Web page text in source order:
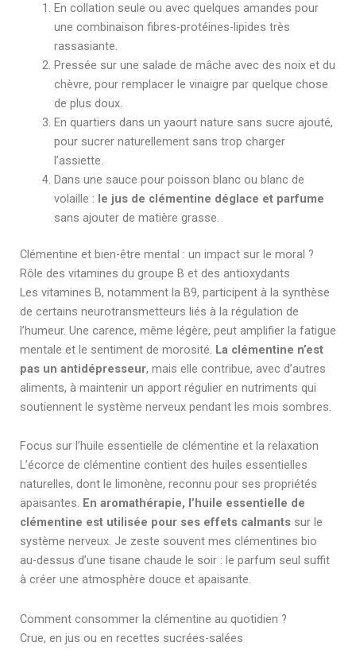
En collation seule ou avec quelques amandes pour
une combinaison fibres-protéines-lipides très
rassasiante.
Pressée sur une salade de mâche avec des noix et du
chèvre, pour remplacer le vinaigre par quelque chose
de plus doux.
En quartiers dans un yaourt nature sans sucre ajouté,
pour sucrer naturellement sans trop charger
l’assiette.
Dans une sauce pour poisson blanc ou blanc de
volaille : le jus de clémentine déglace et parfume
sans ajouter de matière grasse.
Clémentine et bien-être mental : un impact sur le moral ?
Rôle des vitamines du groupe B et des antioxydants
Les vitamines B, notamment la B9, participent à la synthèse
de certains neurotransmetteurs liés à la régulation de
l’humeur. Une carence, même légère, peut amplifier la fatigue
mentale et le sentiment de morosité. La clémentine n’est
pas un antidépresseur, mais elle contribue, avec d’autres
aliments, à maintenir un apport régulier en nutriments qui
soutiennent le système nerveux pendant les mois sombres.
Focus sur l’huile essentielle de clémentine et la relaxation
L’écorce de clémentine contient des huiles essentielles
naturelles, dont le limonène, reconnu pour ses propriétés
apaisantes. En aromathérapie, l’huile essentielle de
clémentine est utilisée pour ses effets calmantssur le
système nerveux. Je zeste souvent mes clémentines bio
au-dessus d’une tisane chaude le soir : le parfum seul suffit
à créer une atmosphère douce et apaisante.
Comment consommer la clémentine au quotidien ?
Crue, en jus ou en recettes sucrées-salées